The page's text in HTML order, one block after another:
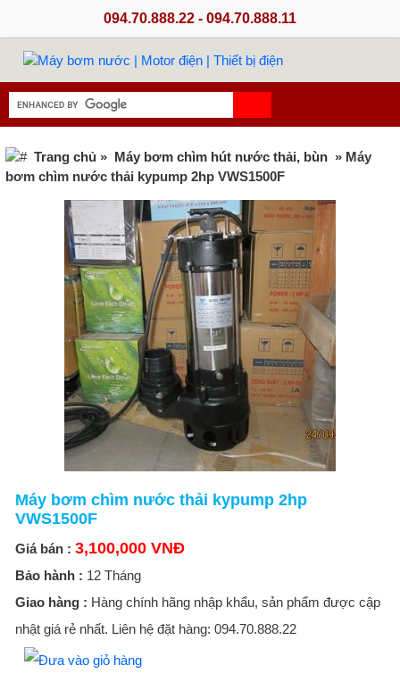
094.70.888.22 - 094.70.888.11
Trang chủ » Máy bơm chìm hút nước thải, bùn » Máy
bơm chìm nước thải kypump 2hp VWS1500F
Máy bơm chìm nước thải kypump 2hp
VWS1500F
Giá bán : 3,100,000 VNĐ
Bảo hành : 12 Tháng
Giao hàng : Hàng chính hãng nhập khẩu, sản phẩm được cập
nhật giá rẻ nhất. Liên hệ đặt hàng: 094.70.888.22